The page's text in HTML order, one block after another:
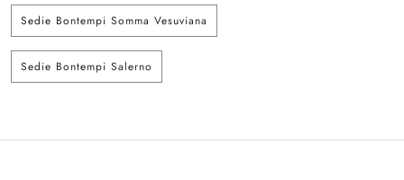
Sedie Bontempi Somma Vesuviana
Sedie Bontempi Salerno